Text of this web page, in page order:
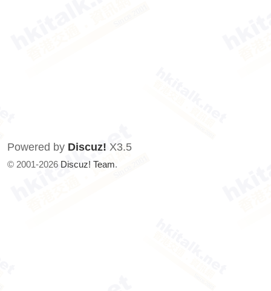
Powered by Discuz! X3.5
© 2001-2026 Discuz! Team.